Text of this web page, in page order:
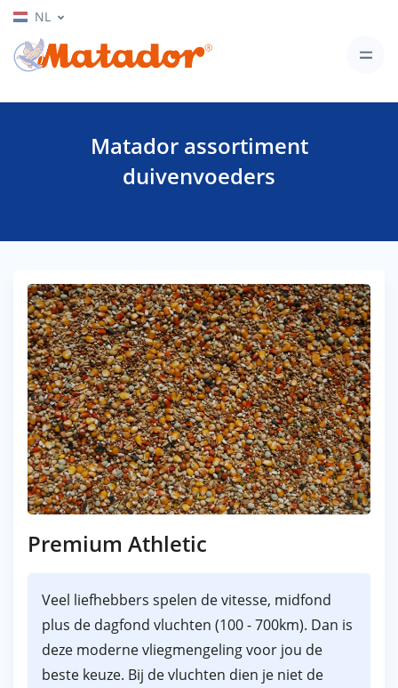
NL
Matador assortiment
duivenvoeders
Premium Athletic
Veel liefhebbers spelen de vitesse, midfond
plus de dagfond vluchten (100 - 700km). Dan is
deze moderne vliegmengeling voor jou de
beste keuze. Bij de vluchten dien je niet de